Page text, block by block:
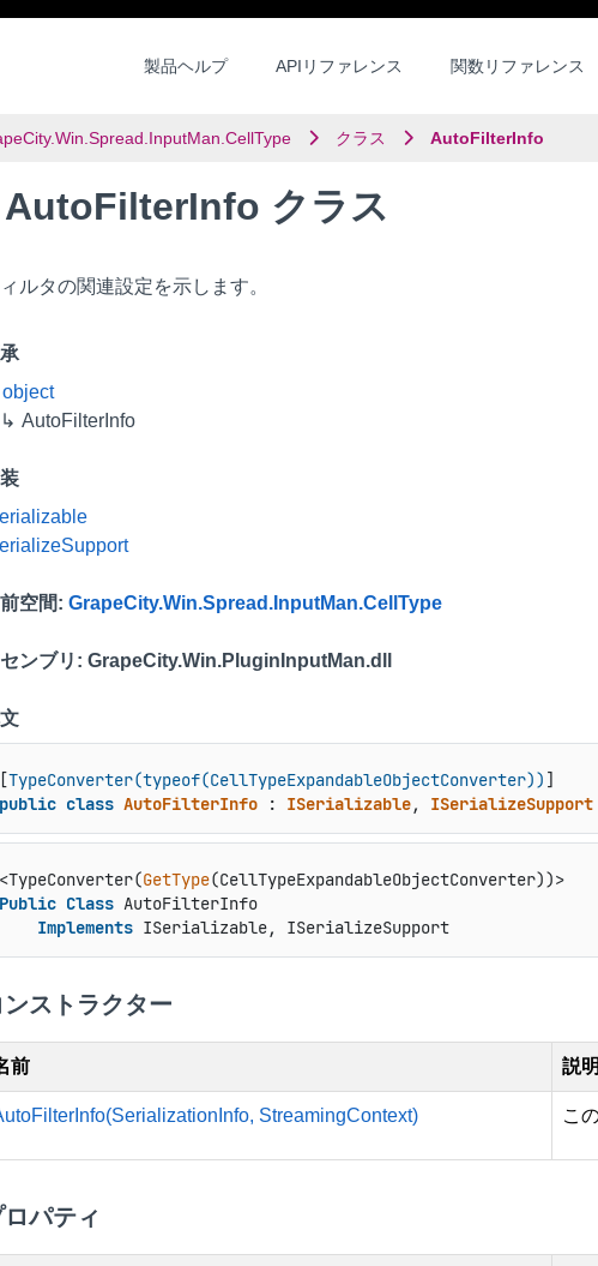
製品ヘルプ APIリファレンス 関数リファレンス
クラス AutoFilterInfo
AutoFilterInfo クラス
ルタの関連設定を示します。
object
AutoFilterInfo
空間:GrapeCity.Win.Spread.InputMan.CellType
ンブリ : GrapeCity.Win.PluginInputMan.dll
[TypeConverter(typeof(CellTypeExpandableObjectConverter))
public class AutoFilterInfo : ISerializable, ISerializeSupport
<TypeConverter(GetType
(CellTypeExpandableObjectConverter))>
Public Class AutoFilterInfo
Implements ISerializable, ISerializeSupport
ンストラクター
前 説明
StreamingContext) こ
ロパティ